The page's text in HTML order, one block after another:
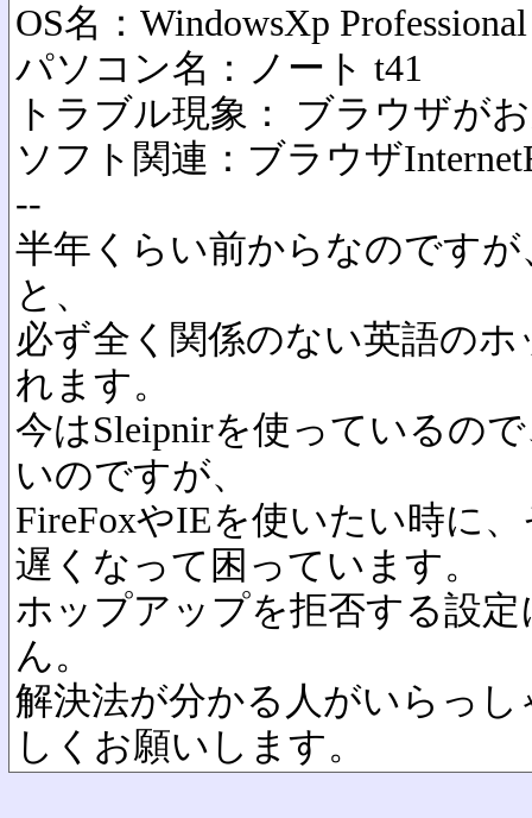
OS名：WindowsXp Professional
パソコン名：ノート t41
トラブル現象： ブラウザが
ソフト関連：ブラウザ
--
半年くらい前からなのです
と、
必ず全く関係のない英語の
れます。
今はSleipnirを使っているの
いのですが、
FireFoxやIEを使いたい時に
遅くなって困っています。
ホップアップを拒否する設
ん。
解決法が分かる人がいらっ
しくお願いします。